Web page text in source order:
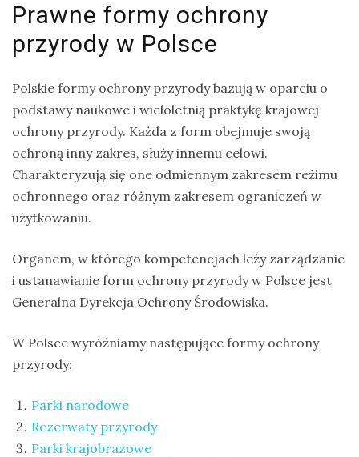
Prawne formy ochrony
przyrody w Polsce
Polskie formy ochrony przyrody bazują w oparciu o
podstawy naukowe i wieloletnią praktykę krajowej
ochrony przyrody. Każda z form obejmuje swoją
ochroną inny zakres, służy innemu celowi.
Charakteryzują się one odmiennym zakresem reżimu
ochronnego oraz różnym zakresem ograniczeń w
użytkowaniu.
Organem, w którego kompetencjach leży zarządzanie
i ustanawianie form ochrony przyrody w Polsce jest
Generalna Dyrekcja Ochrony Środowiska.
W Polsce wyróżniamy następujące formy ochrony
przyrody:
Parki narodowe
Rezerwaty przyrody
Parki krajobrazowe
jak
co
wrona?
Modraszka
–
błękitny,
ptasi
symbol
Ekwipunek
Gady